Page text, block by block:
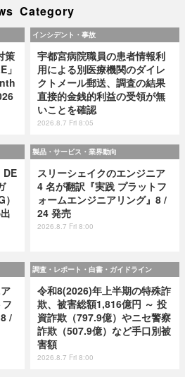
Category
策
」
インシデント・事故
宇都宮病院職員の患者情報利
用による別医療機関のダイレ
クトメール郵送、調査の結果
直接的金銭的利益の受領が無
いことを確認
2026.8.7 Fri 8:05
DE
製品・サービス・業界動向
スリーシェイクのエンジニア
4 名が翻訳『実践 プラットフ
ォームエンジニアリング』8 /
24 発売
2026.8.7 Fri 8:00
/
調査・レポート・白書・ガイドライン
令和8(2026)年上半期の特殊詐
欺、被害総額1,816億円 ～ 投
資詐欺（797.9億）やニセ警察
詐欺（507.9億）など手口別被
害額
2026.8.7 Fri 8:00